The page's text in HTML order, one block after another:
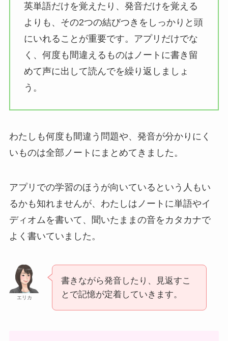
英単語だけを覚えたり、発音だけを覚える
よりも、その2つの結びつきをしっかりと頭
にいれることが重要です。アプリだけでな
く、何度も間違えるものはノートに書き留
めて声に出して読んでを繰り返しましょ
う。
わたしも何度も間違う問題や、発音が分かりにく
いものは全部ノートにまとめてきました。
アプリでの学習のほうが向いているという人もい
るかも知れませんが、わたしはノートに単語やイ
ディオムを書いて、聞いたままの音をカタカナで
よく書いていました。
エリカ
書きながら発音したり、見返すこ
とで記憶が定着していきます。